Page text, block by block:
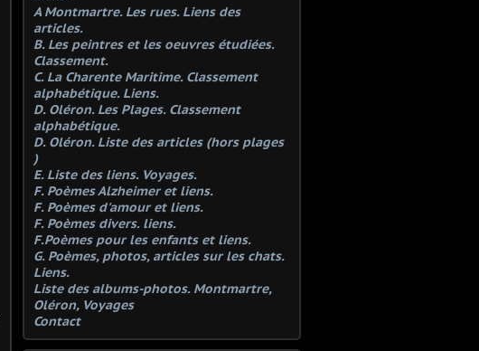
A Montmartre. Les rues. Liens des
articles.
B. Les peintres et les oeuvres étudiées.
Classement.
C. La Charente Maritime. Classement
alphabétique. Liens.
D. Oléron. Les Plages. Classement
alphabétique.
D. Oléron. Liste des articles (hors plages
)
E. Liste des liens. Voyages.
F. Poèmes Alzheimer et liens.
F. Poèmes d'amour et liens.
F. Poèmes divers. liens.
F.Poèmes pour les enfants et liens.
G. Poèmes, photos, articles sur les chats.
Liens.
Liste des albums-photos. Montmartre,
Oléron, Voyages
Contact